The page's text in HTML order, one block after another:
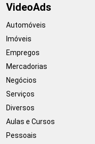
VideoAds
Automóveis
Imóveis
Empregos
Mercadorias
Negócios
Serviços
Diversos
Aulas e Cursos
Pessoais